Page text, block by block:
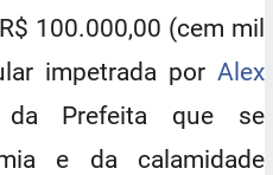
100.000,00 (cem mil
impetrada por Alex
Prefeita que se
e da calamidade